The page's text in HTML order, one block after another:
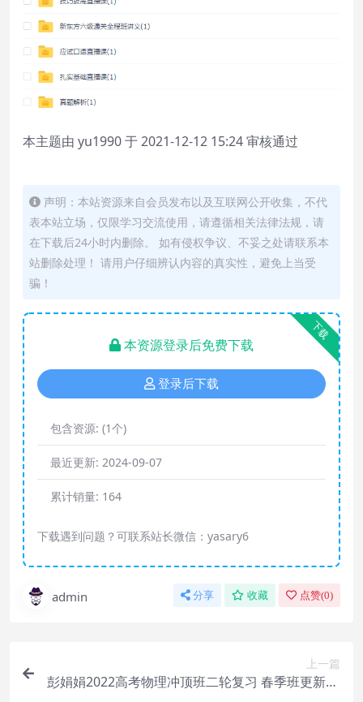
本主题由 yu1990 于 2021-12-12 15:24 审核通过
声明：本站资源来自会员发布以及互联网公开收集，不代
表本站立场，仅限学习交流使用，请遵循相关法律法规，请
在下载后24小时内删除。 如有侵权争议、不妥之处请联系本
站删除处理！ 请用户仔细辨认内容的真实性，避免上当受
骗！
下载
本资源登录后免费下载
登录后下载
包含资源: (1个)
最近更新: 2024-09-07
累计销量: 164
下载遇到问题？可联系站长微信：yasary6
admin 分享 收藏 点赞(0)
上一篇
彭娟娟2022高考物理冲顶班二轮复习 春季班更新26